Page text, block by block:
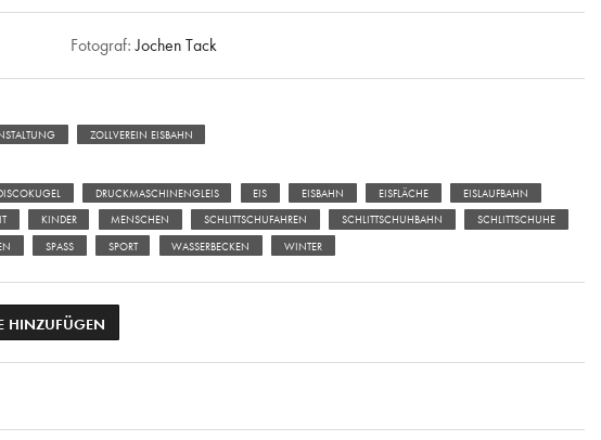
Fotograf: Jochen Tack
ZOLLVEREIN EISBAHN
DRUCKMASCHINENGLEIS EIS EISBAHN EISFLÄCHE EISLAUFBAHN
KINDER MENSCHEN SCHLITTSCHUFAHREN SCHLITTSCHUHBAHN SCHLITTSCHUHE
SPASS SPORT WASSERBECKEN WINTER
HINZUFÜGEN